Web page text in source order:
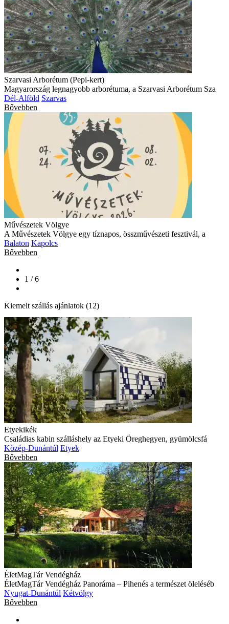
Szarvasi Arborétum (Pepi-kert)
Magyarország legnagyobb arborétuma, a Szarvasi Arborétum Sza
Dél-Alföld Szarvas
Bővebben
Művészetek Völgye
A Művészetek Völgye egy tíznapos, összművészeti fesztivál, a
Balaton Kapolcs
Bővebben
1 / 6
Kiemelt szállás ajánlatok (12)
Etyekikék
Családias kabin szálláshely az Etyeki Öreghegyen, gyümölcsfá
Közép-Dunántúl Etyek
Bővebben
ÉletMagTár Vendégház
ÉletMagTár Vendégház Panoráma – Pihenés a természet öleléséb
Nyugat-Dunántúl Kétvölgy
Bővebben